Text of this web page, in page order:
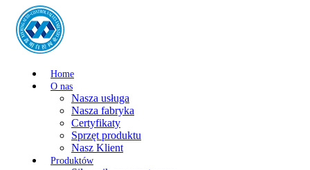
Home
O nas
Nasza usługa
Nasza fabryka
Certyfikaty
Sprzęt produktu
Nasz Klient
Produktów